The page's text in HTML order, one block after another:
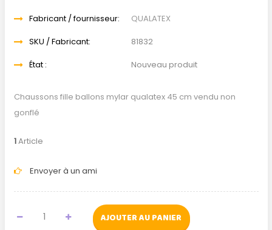
Fabricant / fournisseur:
QUALATEX
SKU / Fabricant:
81832
État :
Nouveau produit
Chaussons fille ballons mylar qualatex 45 cm vendu non
gonflé
1Article
Envoyer à un ami
AJOUTER AU PANIER